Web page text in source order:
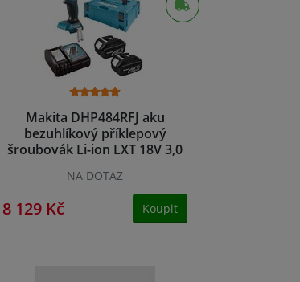
Makita DHP484RFJ aku
bezuhlíkový příklepový
šroubovák Li-ion LXT 18V 3,0
NA DOTAZ
8 129 Kč Koupit